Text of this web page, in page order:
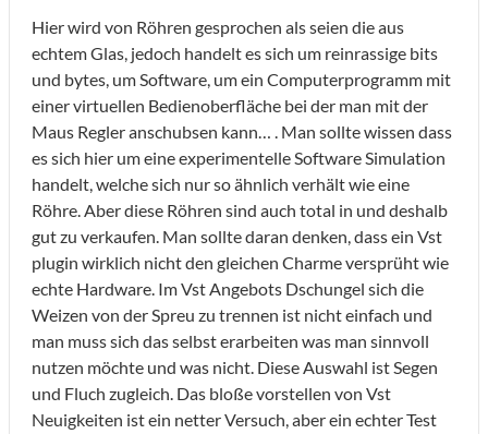
Hier wird von Röhren gesprochen als seien die aus
echtem Glas, jedoch handelt es sich um reinrassige bits
und bytes, um Software, um ein Computerprogramm mit
einer virtuellen Bedienoberfläche bei der man mit der
Maus Regler anschubsen kann… . Man sollte wissen dass
es sich hier um eine experimentelle Software Simulation
handelt, welche sich nur so ähnlich verhält wie eine
Röhre. Aber diese Röhren sind auch total in und deshalb
gut zu verkaufen. Man sollte daran denken, dass ein Vst
plugin wirklich nicht den gleichen Charme versprüht wie
echte Hardware. Im Vst Angebots Dschungel sich die
Weizen von der Spreu zu trennen ist nicht einfach und
man muss sich das selbst erarbeiten was man sinnvoll
nutzen möchte und was nicht. Diese Auswahl ist Segen
und Fluch zugleich. Das bloße vorstellen von Vst
Neuigkeiten ist ein netter Versuch, aber ein echter Test